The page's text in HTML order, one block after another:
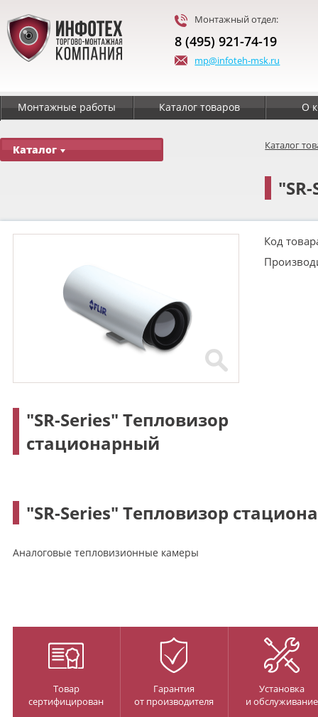
Монтажный отдел:
8 (495) 921-74-19
mp@infoteh-msk.ru
Монтажные работы Каталог товаров О
Каталог Каталог
"SR-Series" Тепловизор
стационарный
Код
"SR-Series" Тепловизор
Аналоговые тепловизионные камеры
Товар
сертифицирован
Гарантия
от производителя
Установка
и обслуживание